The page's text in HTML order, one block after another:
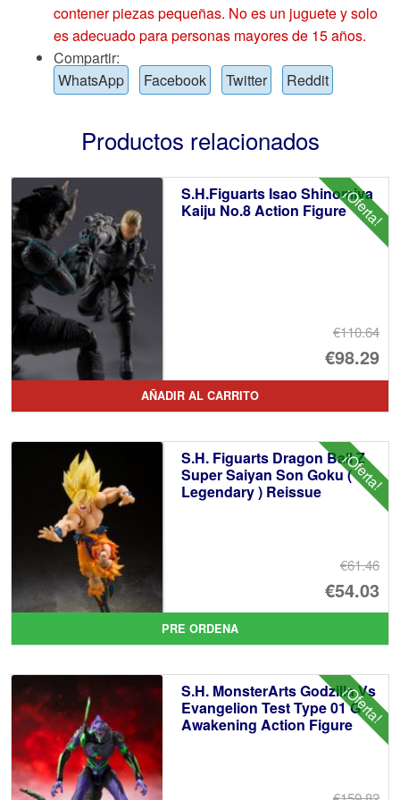
contener piezas pequeñas. No es un juguete y solo
es adecuado para personas mayores de 15 años.
Compartir:
WhatsApp
Facebook Twitter Reddit
Productos relacionados
¡Oferta!
S.H.Figuarts Isao Shinomiya
Kaiju No.8 Action Figure
€110.64
El
€98.29
El
AÑADIR AL CARRITO
¡Oferta!
S.H. Figuarts Dragon Ball Z
Super Saiyan Son Goku (
Legendary ) Reissue
€61.46
El
€54.03
El
PRE ORDENA
¡Oferta!
S.H. MonsterArts Godzilla Vs
Evangelion Test Type 01 G
Awakening Action Figure